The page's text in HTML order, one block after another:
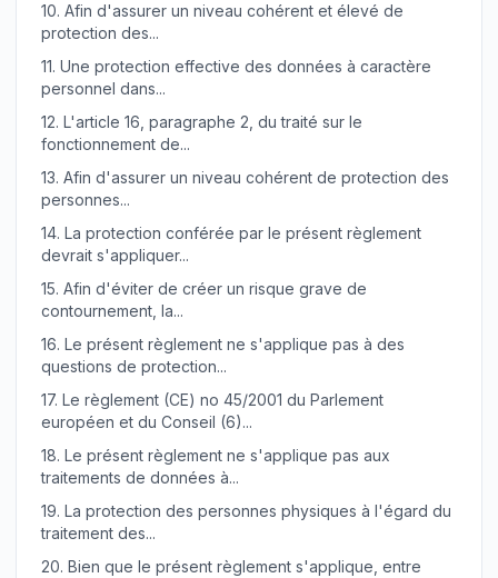
10. Afin d'assurer un niveau cohérent et élevé de
protection des...
11. Une protection effective des données à caractère
personnel dans...
12. L'article 16, paragraphe 2, du traité sur le
fonctionnement de...
13. Afin d'assurer un niveau cohérent de protection des
personnes...
14. La protection conférée par le présent règlement
devrait s'appliquer...
15. Afin d'éviter de créer un risque grave de
contournement, la...
16. Le présent règlement ne s'applique pas à des
questions de protection...
17. Le règlement (CE) no 45/2001 du Parlement
européen et du Conseil (6)...
18. Le présent règlement ne s'applique pas aux
traitements de données à...
19. La protection des personnes physiques à l'égard du
traitement des...
20. Bien que le présent règlement s'applique, entre